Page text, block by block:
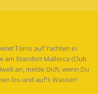
Törns auf Yachten in
Standort Mallorca (Club
an, melde Dich, wenn Du
los und auf's Wasser!